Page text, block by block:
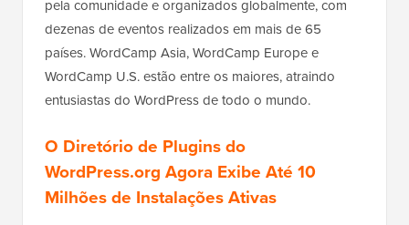
pela comunidade e organizados globalmente, com
dezenas de eventos realizados em mais de 65
países. WordCamp Asia, WordCamp Europe e
WordCamp U.S. estão entre os maiores, atraindo
entusiastas do WordPress de todo o mundo.
O Diretório de Plugins do
WordPress.org Agora Exibe Até 10
Milhões de Instalações Ativas